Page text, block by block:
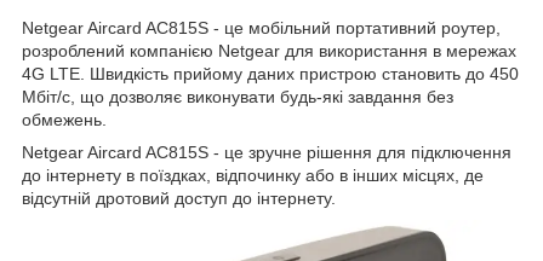
Netgear Aircard AC815S - це мобільний портативний роутер,
розроблений компанією Netgear для використання в мережах
4G LTE. Швидкість прийому даних пристрою становить до 450
Мбіт/с, що дозволяє виконувати будь-які завдання без
обмежень.
Netgear Aircard AC815S - це зручне рішення для підключення
до інтернету в поїздках, відпочинку або в інших місцях, де
відсутній дротовий доступ до інтернету.